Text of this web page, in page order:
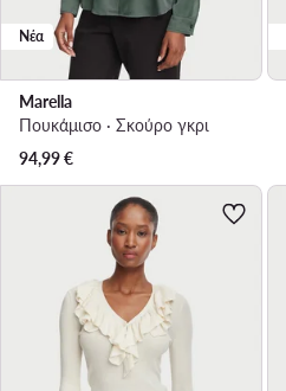
Νέα
Marella
Πουκάμισο · Σκούρο γκρι
94,99€